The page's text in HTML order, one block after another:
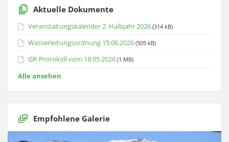
Aktuelle Dokumente
Veranstaltungskalender 2. Halbjahr 2026 (314 kB)
Wasserleitungsordnung 15.06.2026 (505 kB)
GR-Protokoll vom 18.05.2026 (1 MB)
Alle ansehen
Empfohlene Galerie